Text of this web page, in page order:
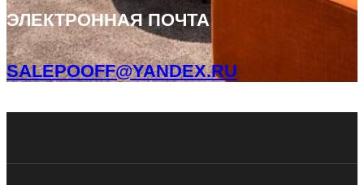
ЭЛЕКТРОННАЯ ПОЧТА
SALEPOOFF@YANDEX.RU